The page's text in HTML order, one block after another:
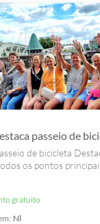
passeio de
de bicicleta
os pontos
gratuito
Nl